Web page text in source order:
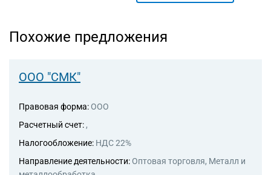
Похожие предложения
ООО "СМК"
Правовая форма: ООО
Расчетный счет: ,
Налогообложение: НДС 22%
Направление деятельности: Оптовая торговля, Металл и